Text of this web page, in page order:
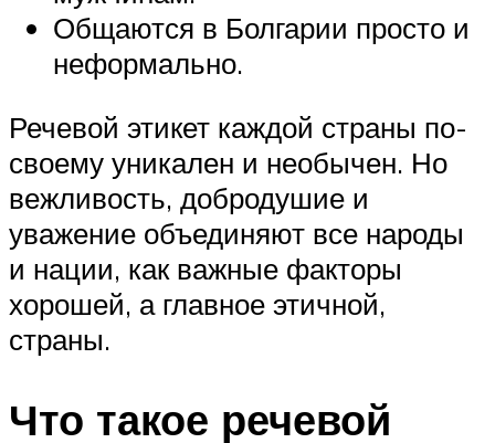
Общаются в Болгарии просто и
неформально.
Речевой этикет каждой страны по-
своему уникален и необычен. Но
вежливость, добродушие и
уважение объединяют все народы
и нации, как важные факторы
хорошей, а главное этичной,
страны.
Что такое речевой